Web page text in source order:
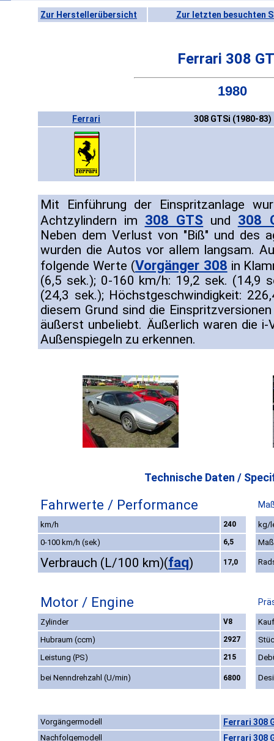
Zur Herstellerübersicht Zur letzten besuchten
Ferrari 308
1980
Ferrari 308 GTSi (1980-83)
Mit Einführung der Einspritzanlage
Achtzylindern im 308 GTS und 308
Neben dem Verlust von "Biß" und des
wurden die Autos vor allem langsam.
folgende Werte (Vorgänger 308 in
(6,5 sek.); 0-160 km/h: 19,2 sek. (14,9
(24,3 sek.); Höchstgeschwindigkeit:
diesem Grund sind die
äußerst unbeliebt. Äußerlich waren die i-
Außenspiegeln zu erkennen.
Technische Daten /
Fahrwerte / Performance
km/h 240
kg/
0-100 km/h (sek)
6,5
Verbrauch (L/100 km)(faq) 17,0
Motor / Engine
Zylinder V8
Hubraum (ccm)
2927
Leistung (PS)
215
bei Nenndrehzahl (U/min) 6800
Vorgängermodell Ferrari 308
Nachfolgemodell Ferrari 308